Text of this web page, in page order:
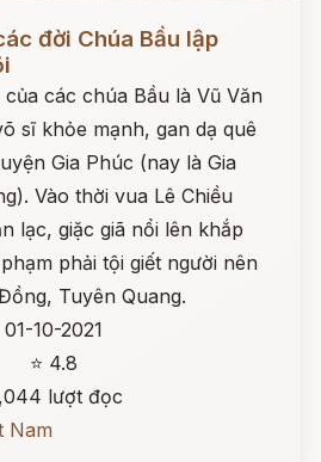
đời Chúa Bầu lập
các chúa Bầu là Vũ Văn
sĩ khỏe mạnh, gan dạ quê
Gia Phúc (nay là Gia
Vào thời vua Lê Chiều
lạc, giặc giã nổi lên khắp
phải tội giết người nên
Tuyên Quang.
01-10-2021
⭐ 4.8
lượt đọc
Nam